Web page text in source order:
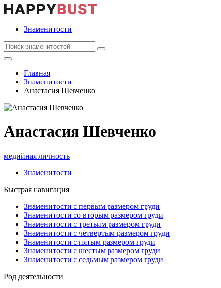
Знаменитости
Главная
Знаменитости
Анастасия Шевченко
Анастасия Шевченко
медийная личность
Знаменитости
Быстрая навигация
Знаменитости с первым размером груди
Знаменитости со вторым размером груди
Знаменитости с третьим размером груди
Знаменитости с четвертым размером груди
Знаменитости с пятым размером груди
Знаменитости с шестым размером груди
Знаменитости с седьмым размером груди
Род деятельности